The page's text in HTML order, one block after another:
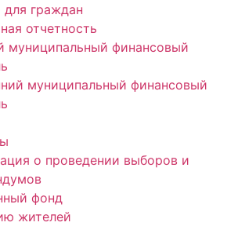
граждан
отчетность
муниципальный финансовый
муниципальный финансовый
о проведении выборов и
фонд
жителей